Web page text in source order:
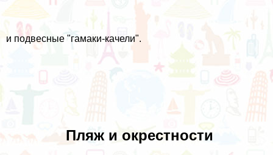
и подвесные "гамаки-качели".
Пляж и окрестности